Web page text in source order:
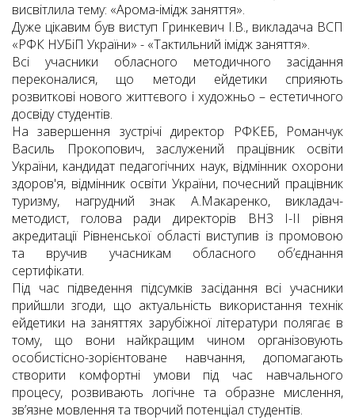
висвітлила тему: «Арома-імідж заняття».
Дуже цікавим був виступ Гринкевич І.В., викладача ВСП
«РФК НУБіП України» - «Тактильний імідж заняття».
Всі учасники обласного методичного засідання
переконалися, що методи ейдетики сприяють
розвиткові нового життєвого і художньо – естетичного
досвіду студентів.
На завершення зустрічі директор РФКЕБ, Романчук
Василь Прокопович, заслужений працівник освіти
України, кандидат педагогічних наук, відмінник охорони
здоров'я, відмінник освіти України, почесний працівник
туризму, нагрудний знак А.Макаренко, викладач-
методист, голова ради директорів ВНЗ І-ІІ рівня
акредитації Рівненської області виступив із промовою
та вручив учасникам обласного об’єднання
сертифікати.
Під час підведення підсумків засідання всі учасники
прийшли згоди, що актуальність використання технік
ейдетики на заняттях зарубіжної літератури полягає в
тому, що вони найкращим чином організовують
особистісно-зорієнтоване навчання, допомагають
створити комфортні умови під час навчального
процесу, розвивають логічне та образне мислення,
зв’язне мовлення та творчий потенціал студентів.